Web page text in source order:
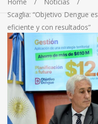
Scaglia: “Objetivo Dengue
eficiente y con resultados”